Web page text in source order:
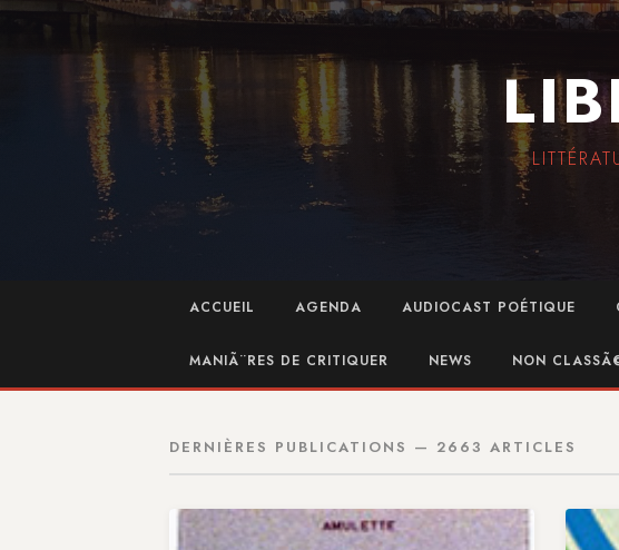
ACCUEIL AGENDA AUDIOCAST POÉTIQUE
MANIÃ¨RES DE CRITIQUER NEWS NON
DERNIÈRES PUBLICATIONS — 2663 ARTICLES